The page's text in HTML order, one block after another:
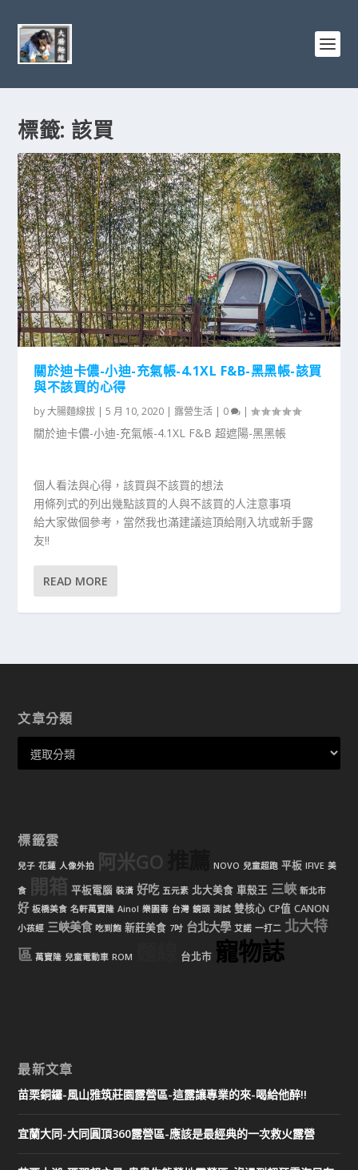
標籤: 該買
關於迪卡儂-小迪-充氣帳-4.1XL F&B-黑黑帳-該買
與不該買的心得
by大腸麵線拔 |5 月 10, 2020 | 露營生活 | 0 |
關於迪卡儂-小迪-充氣帳-4.1XL F&B 超遮陽-黑黑帳
個人看法與心得，該買與不該買的想法
用條列式的列出幾點該買的人與不該買的人注意事項
給大家做個參考，當然我也滿建議這頂給剛入坑或新手露
友!!
READ MORE
文章分類
標籤雲
兒子 花蓮 人像外拍 阿米GO NOVO 兒童超跑 平板 IFIVE 美
食 開箱 平板電腦 裝潢 好吃 五元素 北大美食 車殼王 三峽 新北市
好 板橋美食 名軒萬寶隆 Ainol 樂園毒 台灣 鏡頭 測試 雙核心 CP值 CANON
小孩經 三峽美食 吃到飽 新莊美食 7吋 台北大學 艾諾 一打二 北大特
區 萬寶隆 兒童電動車 ROM 台北市 寵物誌
最新文章
苗栗銅鑼-風山雅筑莊園露營區-這露讓專業的來-喝給他醉!!
宜蘭大同-大同圓頂360露營區-應該是最經典的一次救火露營